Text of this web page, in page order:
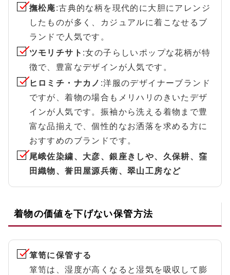
撫松庵:古典的な柄を現代的に大胆にアレンジ
したものが多く、カジュアルに着こなせるブ
ランドで人気です。
ツモリチサト :女の子らしいポップな花柄が特
徴で、豊富なデザインが人気です。
ヒロミチ・ナカノ :洋服のデザイナーブランド
ですが、着物の場合もメリハリのきいたデザ
インが人気です。振袖から洗える着物まで豊
富な品揃えで、個性的なお洒落を求める方に
おすすめのブランドです。
尾峨佐染繍、大彦、銀座きしや、久保耕、窪
田織物、誉田屋源兵衛、翠山工房など
着物の価値を下げない保管方法
箪笥に保管する
箪笥は、湿度が高くなると湿気を吸収して膨